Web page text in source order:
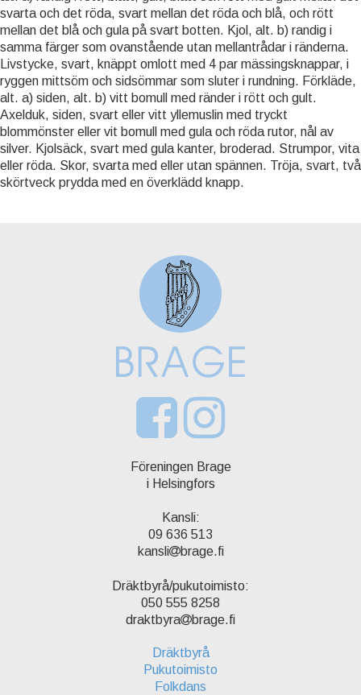
svarta och det röda, svart mellan det röda och blå, och rött
mellan det blå och gula på svart botten. Kjol, alt. b) randig i
samma färger som ovanstående utan mellantrådar i ränderna.
Livstycke, svart, knäppt omlott med 4 par mässingsknappar, i
ryggen mittsöm och sidsömmar som sluter i rundning. Förkläde,
alt. a) siden, alt. b) vitt bomull med ränder i rött och gult.
Axelduk, siden, svart eller vitt yllemuslin med tryckt
blommönster eller vit bomull med gula och röda rutor, nål av
silver. Kjolsäck, svart med gula kanter, broderad. Strumpor, vita
eller röda. Skor, svarta med eller utan spännen. Tröja, svart, två
skörtveck prydda med en överklädd knapp.
Föreningen Brage
i Helsingfors
Kansli:
09 636 513
kansli
brage.fi
Dräktbyrå/pukutoimisto:
050 555 8258
draktbyra
brage.fi
Dräktbyrå
Pukutoimisto
Folkdans